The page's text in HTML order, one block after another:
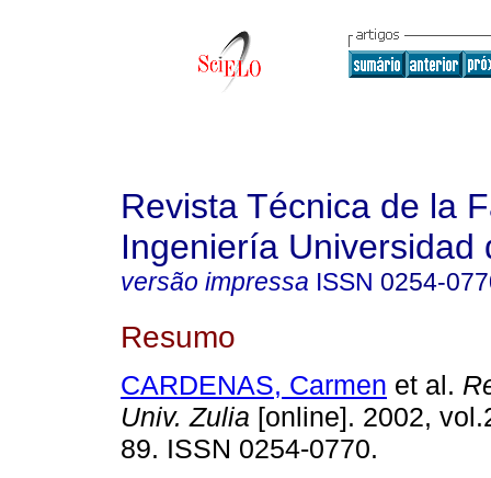
Revista Técnica de la
Ingeniería Universidad
versão impressa ISSN 0254-
Resumo
CARDENAS, Carmen et al.
Univ. Zulia [online]. 2002,
89. ISSN 0254-0770.